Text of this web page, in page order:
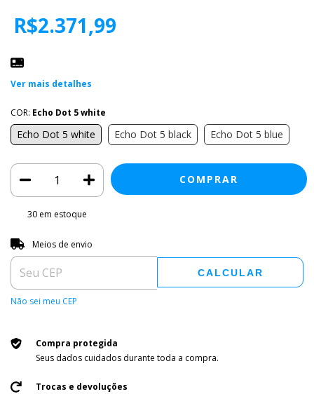
R$2.371,99
Ver mais detalhes
COR: Echo Dot 5 white
Echo Dot 5 white Echo Dot 5 black Echo Dot 5 blue
30em estoque
Entregas para o CEP:
Meios de envio
CALCULAR
Não sei meu CEP
Compra protegida
Seus dados cuidados durante toda a compra.
Trocas e devoluções